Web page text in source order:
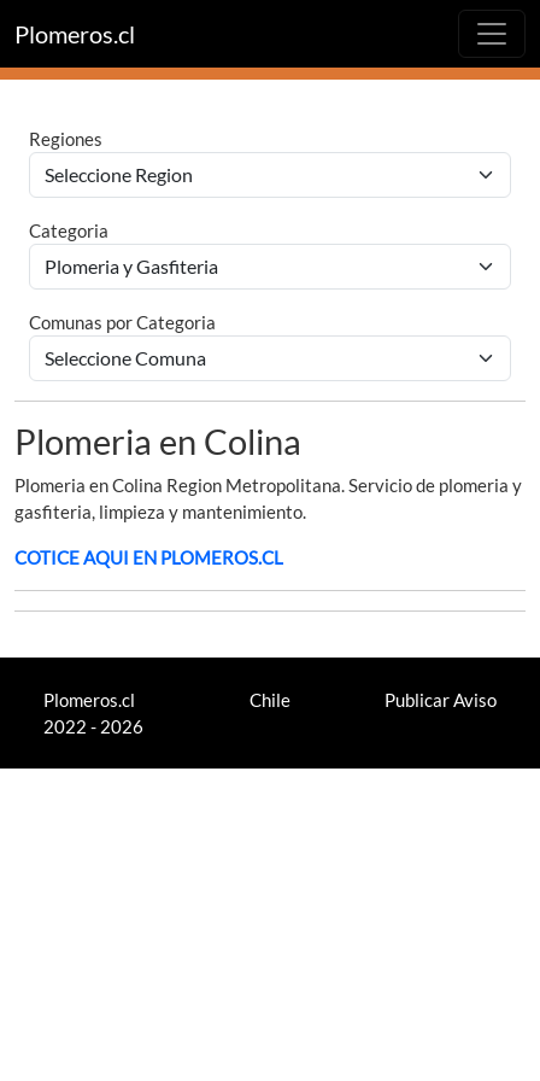
Plomeros.cl
Regiones
Categoria
Comunas por Categoria
Plomeria en Colina
Plomeria en Colina Region Metropolitana. Servicio de plomeria y
gasfiteria, limpieza y mantenimiento.
COTICE AQUI EN PLOMEROS.CL
Plomeros.cl
2022 - 2026
Chile Publicar Aviso